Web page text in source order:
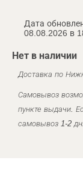
Дата
08.08.2026 в
Нет в наличии
Доставка по
Самовывоз
пункте выдачи.
самовывоз 1-2